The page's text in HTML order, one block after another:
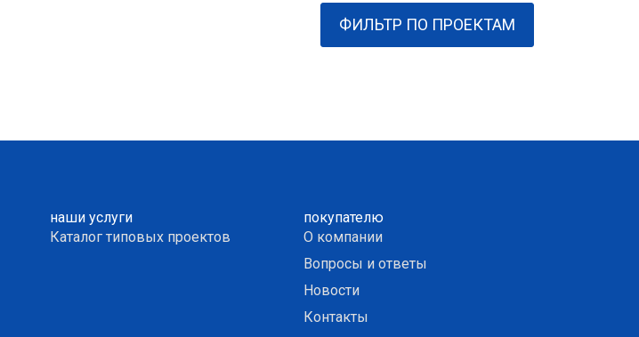
ФИЛЬТР ПО ПРОЕКТАМ
наши услуги
Каталог типовых проектов
покупателю
О компании
Вопросы и ответы
Новости
Контакты